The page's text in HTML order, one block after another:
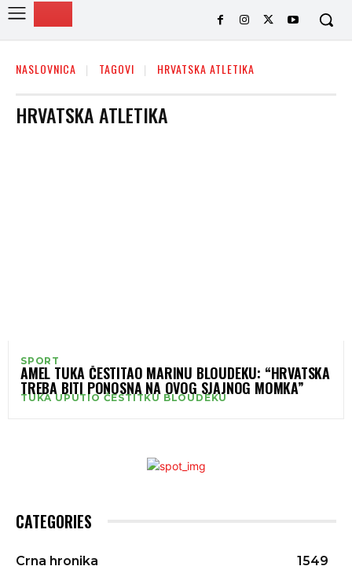
NASLOVNICA TAGOVI HRVATSKA ATLETIKA
HRVATSKA ATLETIKA
SPORT
AMEL TUKA ČESTITAO MARINU BLOUDEKU: “HRVATSKA
TREBA BITI PONOSNA NA OVOG SJAJNOG MOMKA”
TUKA UPUTIO ČESTITKU BLOUDEKU
CATEGORIES
Crna hronika
1549